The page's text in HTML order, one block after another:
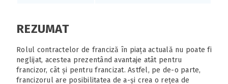
REZUMAT
Rolul contractelor de franciză în piața actuală nu poate fi
neglijat, acestea prezentând avantaje atât pentru
francizor, cât și pentru francizat. Astfel, pe de-o parte,
francizorul are posibilitatea de a-și crea o rețea de